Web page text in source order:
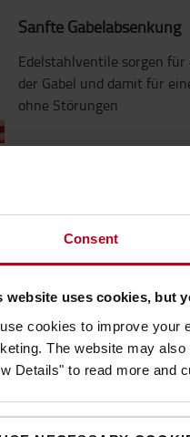
Consent
website uses cookies, but
cookies to improve your
The website may
Details" to read more and
Sanfte Gabelabsenkung
Edelstahlventile sorgen
der Gabel und damit für
ohne Störungen
Die Toyota Lifter
weniger Verschleiß zu